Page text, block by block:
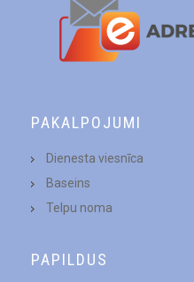
PAKALPOJUMI
Dienesta viesnīca
Baseins
Telpu noma
PAPILDUS